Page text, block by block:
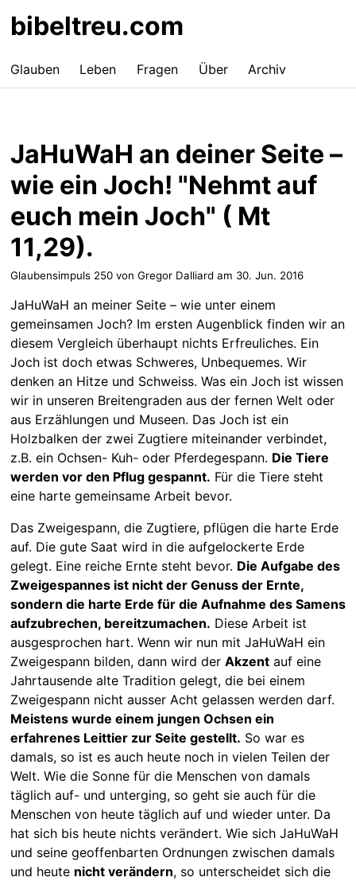
bibeltreu.com
Glauben Leben Fragen Über Archiv
JaHuWaH an deiner Seite –
wie ein Joch! "Nehmt auf
euch mein Joch" ( Mt
11,29).
Glaubensimpuls 250 von Gregor Dalliard am 30. Jun. 2016
JaHuWaH an meiner Seite – wie unter einem
gemeinsamen Joch? Im ersten Augenblick finden wir an
diesem Vergleich überhaupt nichts Erfreuliches. Ein
Joch ist doch etwas Schweres, Unbequemes. Wir
denken an Hitze und Schweiss. Was ein Joch ist wissen
wir in unseren Breitengraden aus der fernen Welt oder
aus Erzählungen und Museen. Das Joch ist ein
Holzbalken der zwei Zugtiere miteinander verbindet,
z.B. ein Ochsen- Kuh- oder Pferdegespann. Die Tiere
werden vor den Pflug gespannt. Für die Tiere steht
eine harte gemeinsame Arbeit bevor.
Das Zweigespann, die Zugtiere, pflügen die harte Erde
auf. Die gute Saat wird in die aufgelockerte Erde
gelegt. Eine reiche Ernte steht bevor. Die Aufgabe des
Zweigespannes ist nicht der Genuss der Ernte,
sondern die harte Erde für die Aufnahme des Samens
aufzubrechen, bereitzumachen. Diese Arbeit ist
ausgesprochen hart. Wenn wir nun mit JaHuWaH ein
Zweigespann bilden, dann wird der Akzentauf eine
Jahrtausende alte Tradition gelegt, die bei einem
Zweigespann nicht ausser Acht gelassen werden darf.
Meistens wurde einem jungen Ochsen ein
erfahrenes Leittier zur Seite gestellt. So war es
damals, so ist es auch heute noch in vielen Teilen der
Welt. Wie die Sonne für die Menschen von damals
täglich auf- und unterging, so geht sie auch für die
Menschen von heute täglich auf und wieder unter. Da
hat sich bis heute nichts verändert. Wie sich JaHuWaH
und seine geoffenbarten Ordnungen zwischen damals
und heute nicht verändern, so unterscheidet sich die